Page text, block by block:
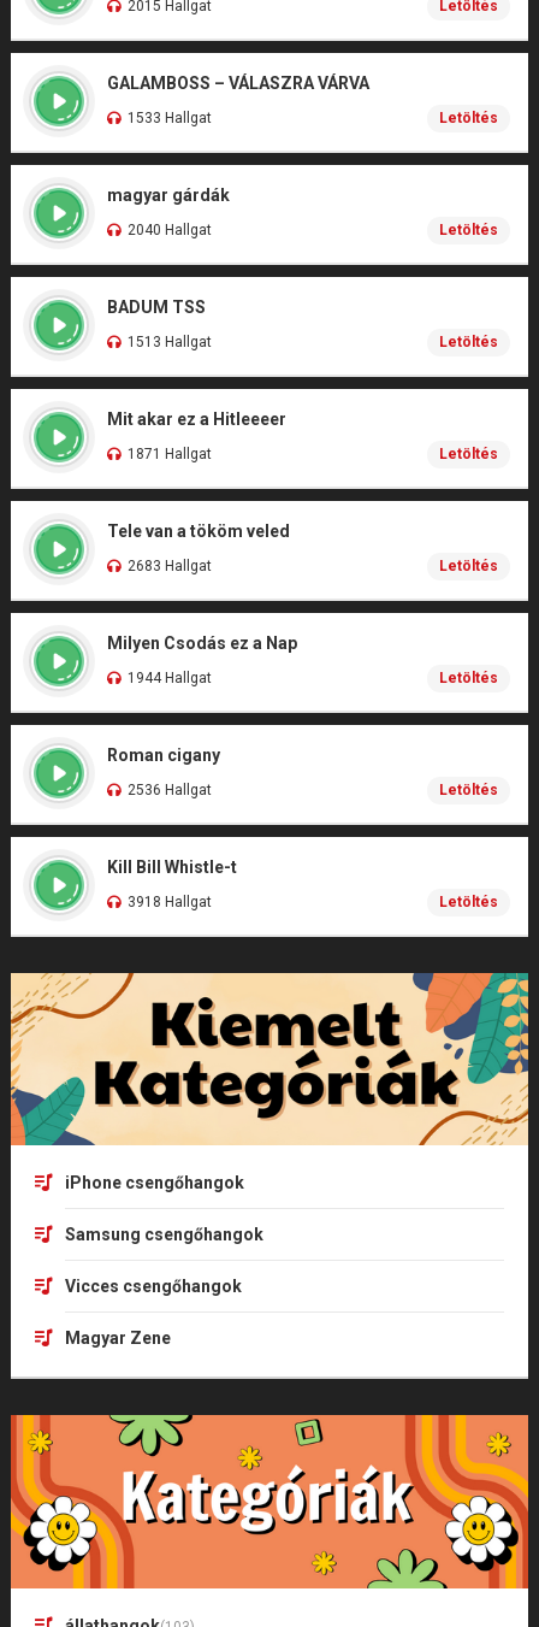
2015 Hallgat Letöltés
GALAMBOSS – VÁLASZRA VÁRVA
1533 Hallgat Letöltés
magyar gárdák
2040 Hallgat Letöltés
BADUM TSS
1513 Hallgat Letöltés
Mit akar ez a Hitleeeer
1871 Hallgat Letöltés
Tele van a tököm veled
2683 Hallgat Letöltés
Milyen Csodás ez a Nap
1944 Hallgat Letöltés
Roman cigany
2536 Hallgat Letöltés
Kill Bill Whistle-t
3918 Hallgat Letöltés
iPhone csengőhangok
Samsung csengőhangok
Vicces csengőhangok
Magyar Zene